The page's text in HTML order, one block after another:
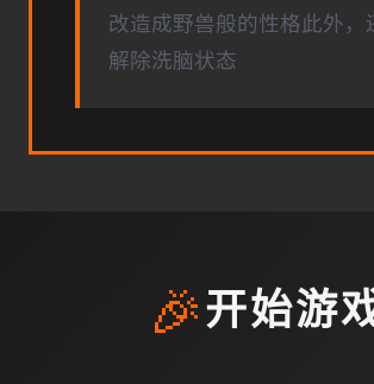
改造成野兽般的性格此外，
解除洗脑状态
🎉开始游